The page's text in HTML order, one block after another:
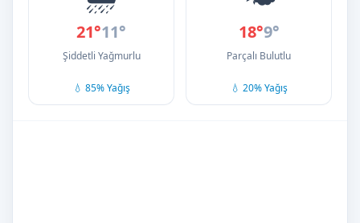
21°11°
Şiddetli Yağmurlu
💧 85% Yağış
18°9°
Parçalı Bulutlu
💧 20% Yağış